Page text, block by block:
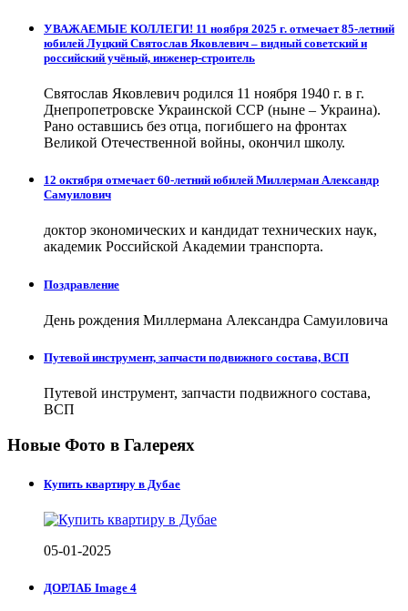
УВАЖАЕМЫЕ КОЛЛЕГИ! 11 ноября 2025 г. отмечает 85-летний
юбилей Луцкий Святослав Яковлевич – видный советский и
российский учёный, инженер-строитель
Святослав Яковлевич родился 11 ноября 1940 г. в г.
Днепропетровске Украинской ССР (ныне – Украина).
Рано оставшись без отца, погибшего на фронтах
Великой Отечественной войны, окончил школу.
12 октября отмечает 60-летний юбилей Миллерман Александр
Самуилович
доктор экономических и кандидат технических наук,
академик Российской Академии транспорта.
Поздравление
День рождения Миллермана Александра Самуиловича
Путевой инструмент, запчасти подвижного состава, ВСП
Путевой инструмент, запчасти подвижного состава,
ВСП
Новые Фото в Галереях
Купить квартиру в Дубае
05-01-2025
ДОРЛАБ Image 4